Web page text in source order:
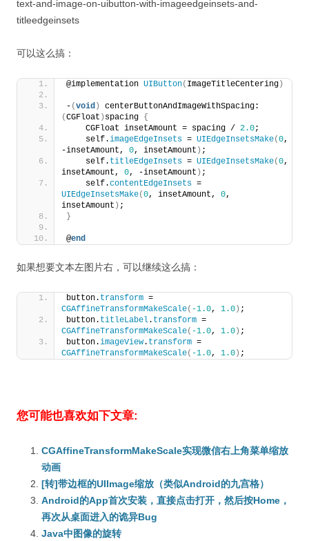
text-and-image-on-uibutton-with-imageedgeinsets-and-
titleedgeinsets
可以这么搞：
@implementation UIButton( ImageTitleCentering )
- (void )
centerButtonAndImageWithSpacing:
(CGFloat ) spacing {
    CGFloat insetAmount = spacing /
2.0;
    self.
imageEdgeInsets = UIEdgeInsetsMake(0,
-insetAmount, 0, insetAmount ) ;
    self.
titleEdgeInsets = UIEdgeInsetsMake(0,
insetAmount, 0, -insetAmount ) ;
    self.
contentEdgeInsets
UIEdgeInsetsMake(0, insetAmount, 0,
insetAmount ) ;
}
@end
如果想要文本左图片右，可以继续这么搞：
button. transform
CGAffineTransformMakeScale( -1.0, 1.0 ) ;
button. titleLabel. transform
CGAffineTransformMakeScale( -1.0, 1.0 ) ;
button.imageView. transform
CGAffineTransformMakeScale( -1.0, 1.0 ) ;
您可能也喜欢如下文章:
CGAffineTransformMakeScale实现微信右上角菜单缩放
动画
[转]带边框的UIImage缩放（类似Android的九宫格）
Android的App首次安装，直接点击打开，然后按Home，
再次从桌面进入的诡异Bug
Java中图像的旋转